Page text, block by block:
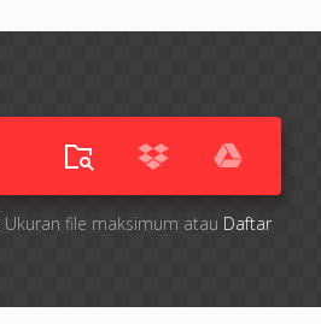
Ukuran file maksimum atau Daftar